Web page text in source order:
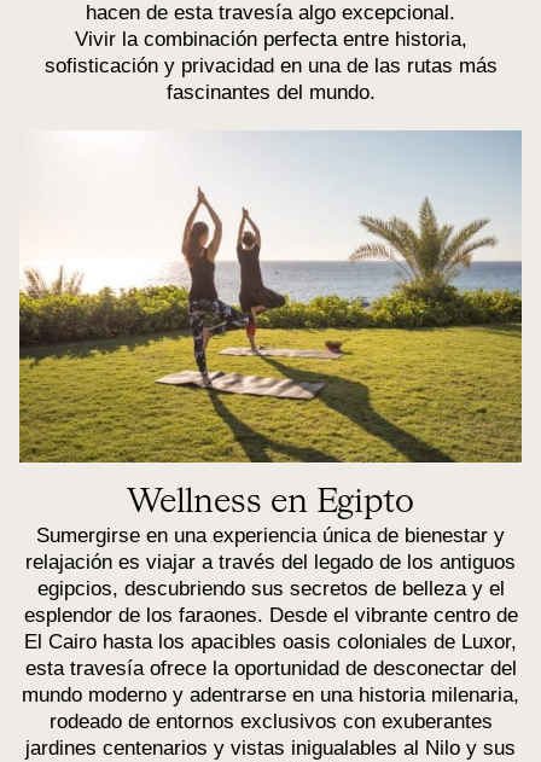
hacen de esta travesía algo excepcional.
Vivir la combinación perfecta entre historia,
sofisticación y privacidad en una de las rutas más
fascinantes del mundo.
Wellness en Egipto
Sumergirse en una experiencia única de bienestar y
relajación es viajar a través del legado de los antiguos
egipcios, descubriendo sus secretos de belleza y el
esplendor de los faraones. Desde el vibrante centro de
El Cairo hasta los apacibles oasis coloniales de Luxor,
esta travesía ofrece la oportunidad de desconectar del
mundo moderno y adentrarse en una historia milenaria,
rodeado de entornos exclusivos con exuberantes
jardines centenarios y vistas inigualables al Nilo y sus